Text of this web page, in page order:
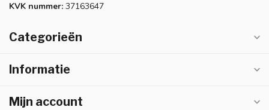
KVK nummer: 37163647
Categorieën
Informatie
Mijn account